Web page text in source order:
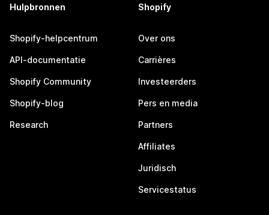
Hulpbronnen
Shopify-helpcentrum
API-documentatie
Shopify Community
Shopify-blog
Research
Shopify
Over ons
Carrières
Investeerders
Pers en media
Partners
Affiliates
Juridisch
Servicestatus